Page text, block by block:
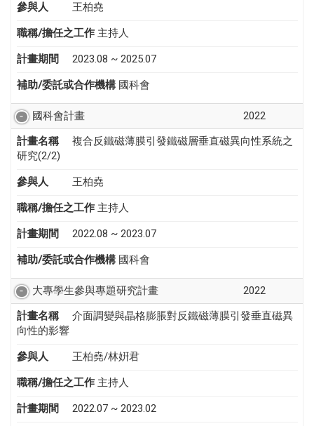
參與人 王柏堯
職稱/擔任之工作 主持人
計畫期間 2023.08 ~ 2025.07
補助/委託或合作機構 國科會
國科會計畫
2022
計畫名稱
複合反鐵磁薄膜引發鐵磁層垂直磁異向性系統之
研究(2/2)
參與人 王柏堯
職稱/擔任之工作 主持人
計畫期間 2022.08 ~ 2023.07
補助/委託或合作機構 國科會
大專學生參與專題研究計畫
2022
計畫名稱
介面調變與晶格膨脹對反鐵磁薄膜引發垂直磁異
向性的影響
參與人 王柏堯/林姸君
職稱/擔任之工作 主持人
計畫期間 2022.07 ~ 2023.02